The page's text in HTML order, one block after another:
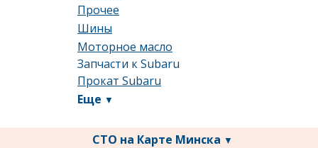
Прочее
Шины
Моторное масло
Запчасти к Subaru
Прокат Subaru
Еще ▼
СТО на Карте Минска ▼